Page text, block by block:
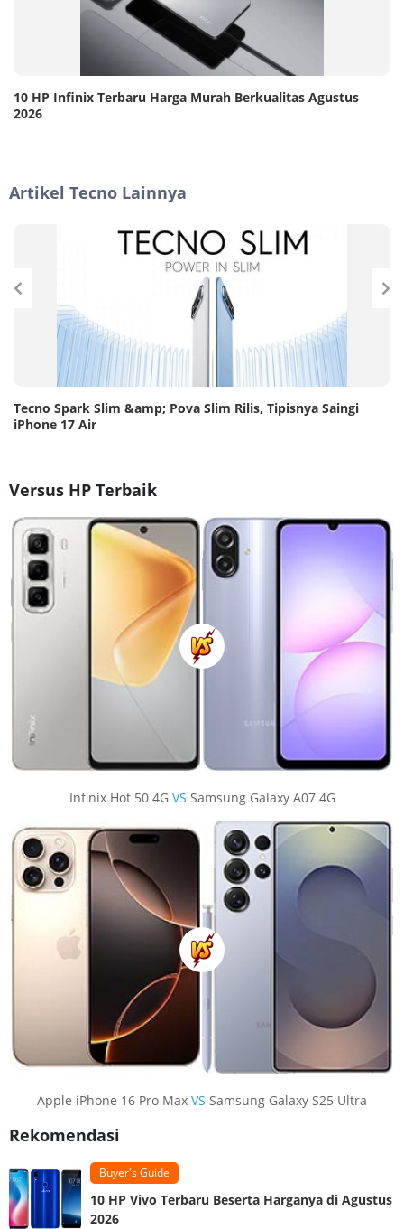
10 HP Infinix Terbaru Harga Murah Berkualitas Agustus
2026
Artikel Tecno Lainnya
Tecno Spark Slim &amp; Pova Slim Rilis, Tipisnya Saingi
iPhone 17 Air
Versus HP Terbaik
Infinix Hot 50 4G VS Samsung Galaxy A07 4G
Apple iPhone 16 Pro Max VS Samsung Galaxy S25 Ultra
Rekomendasi
Buyer's Guide
10 HP Vivo Terbaru Beserta Harganya di Agustus
2026